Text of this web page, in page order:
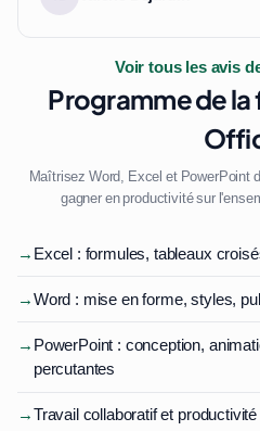
Voir tous les avis
Programme de
Maîtrisez Word, Excel et PowerPoint
gagner en productivité sur
→ Excel : formules, tableaux
→Word : mise en forme, styles,
→ PowerPoint : conception,
percutantes
→Travail collaboratif et